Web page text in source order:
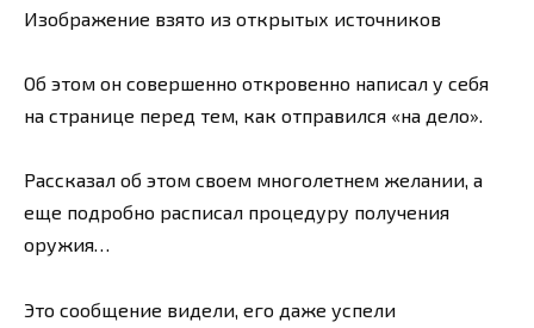
Изображение взято из открытых источников
Об этом он совершенно откровенно написал у себя
на странице перед тем, как отправился «на дело».
Рассказал об этом своем многолетнем желании, а
еще подробно расписал процедуру получения
оружия…
Это сообщение видели, его даже успели